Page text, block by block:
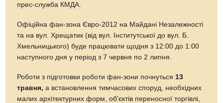
прес-служба КМДА.
Офіційна фан-зона Євро-2012 на Майдані Незалежності
та на вул. Хрещатик (від вул. Інститутської до вул. Б.
Хмельницького) буде працювати щодня з 12:00 до 1:00
наступного дня у період з 7 червня по 2 липня.
Роботи з підготовки роботи фан-зони почнуться 13
травня, а встановлення тимчасових споруд, необхідних
малих архітектурних форм, об'єктів переносної торгівлі,